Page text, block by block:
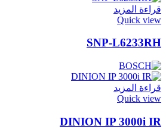
قراءة المزيد
Quick view
SNP-L6233RH
قراءة المزيد
Quick view
DINION IP 3000i IR